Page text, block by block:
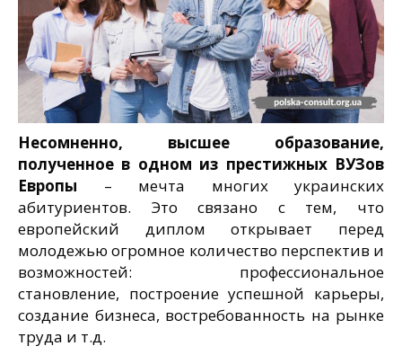
Несомненно, высшее образование,
полученное в одном из престижных ВУЗов
Европы – мечта многих украинских
абитуриентов. Это связано с тем, что
европейский диплом открывает перед
молодежью огромное количество перспектив и
возможностей: профессиональное
становление, построение успешной карьеры,
создание бизнеса, востребованность на рынке
труда и т.д.